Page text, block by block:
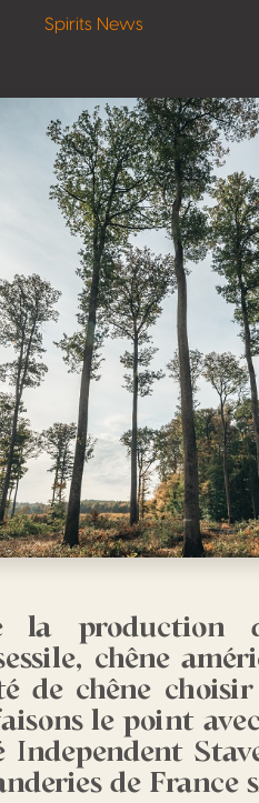
Spirits News
la production
chêne
de chêne
le point
de France